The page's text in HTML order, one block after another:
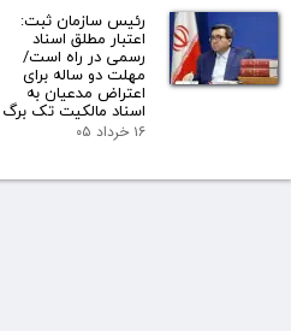
رئیس سازمان ثبت:
اعتبار مطلق اسناد
رسمی در راه است/
مهلت دو ساله برای
اعتراض مدعیان به
اسناد مالکیت تک برگ
۱۶ خرداد ۰۵